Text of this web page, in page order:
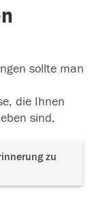
sollte man
die Ihnen
sind.
zu